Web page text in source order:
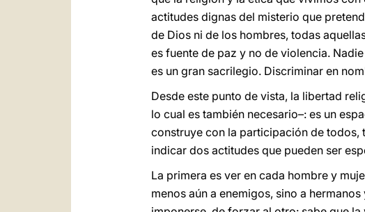
actitudes dignas del misterio que
de Dios ni de los hombres, todas
es fuente de paz y no de violencia.
es un gran sacrilegio. Discriminar en
Desde este punto de vista, la libertad
lo cual es también necesario–: es un
construye con la participación de todos,
indicar dos actitudes que pueden ser
La primera es ver en cada hombre y
menos aún a enemigos, sino a